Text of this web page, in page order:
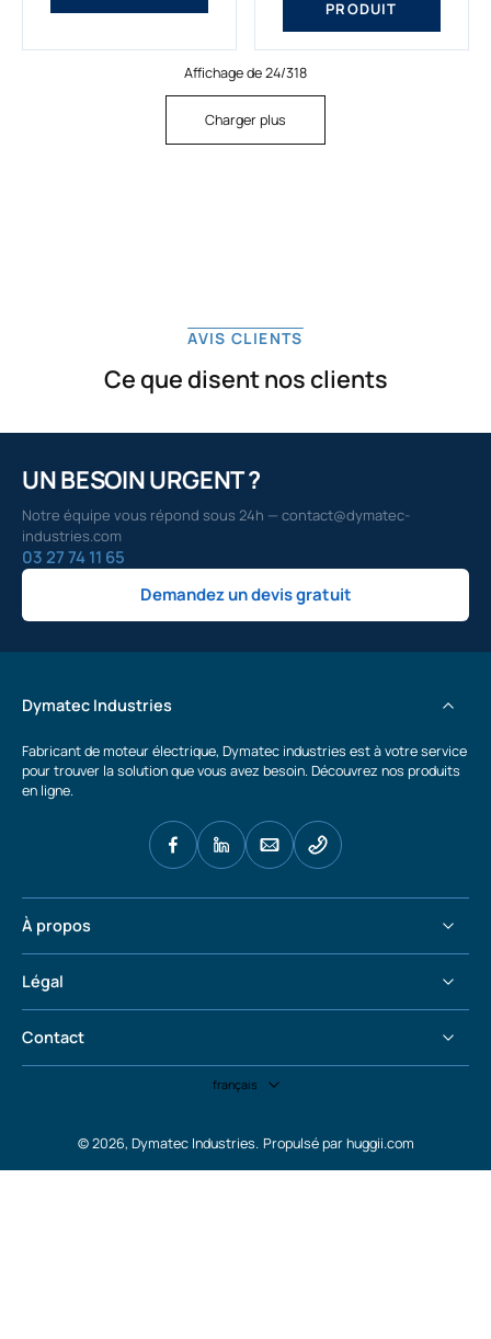
PRODUIT
Affichage de 24/318
Charger plus
AVIS CLIENTS
Ce que disent nos clients
UN BESOIN URGENT ?
Notre équipe vous répond sous 24h — contact@dymatec-
industries.com
03 27 74 11 65
Demandez un devis gratuit
Dymatec Industries
Fabricant de moteur électrique, Dymatec industries est à votre service
pour trouver la solution que vous avez besoin. Découvrez nos produits
en ligne.
À propos
Légal
Contact
français
© 2026, Dymatec Industries. Propulsé par huggii.com